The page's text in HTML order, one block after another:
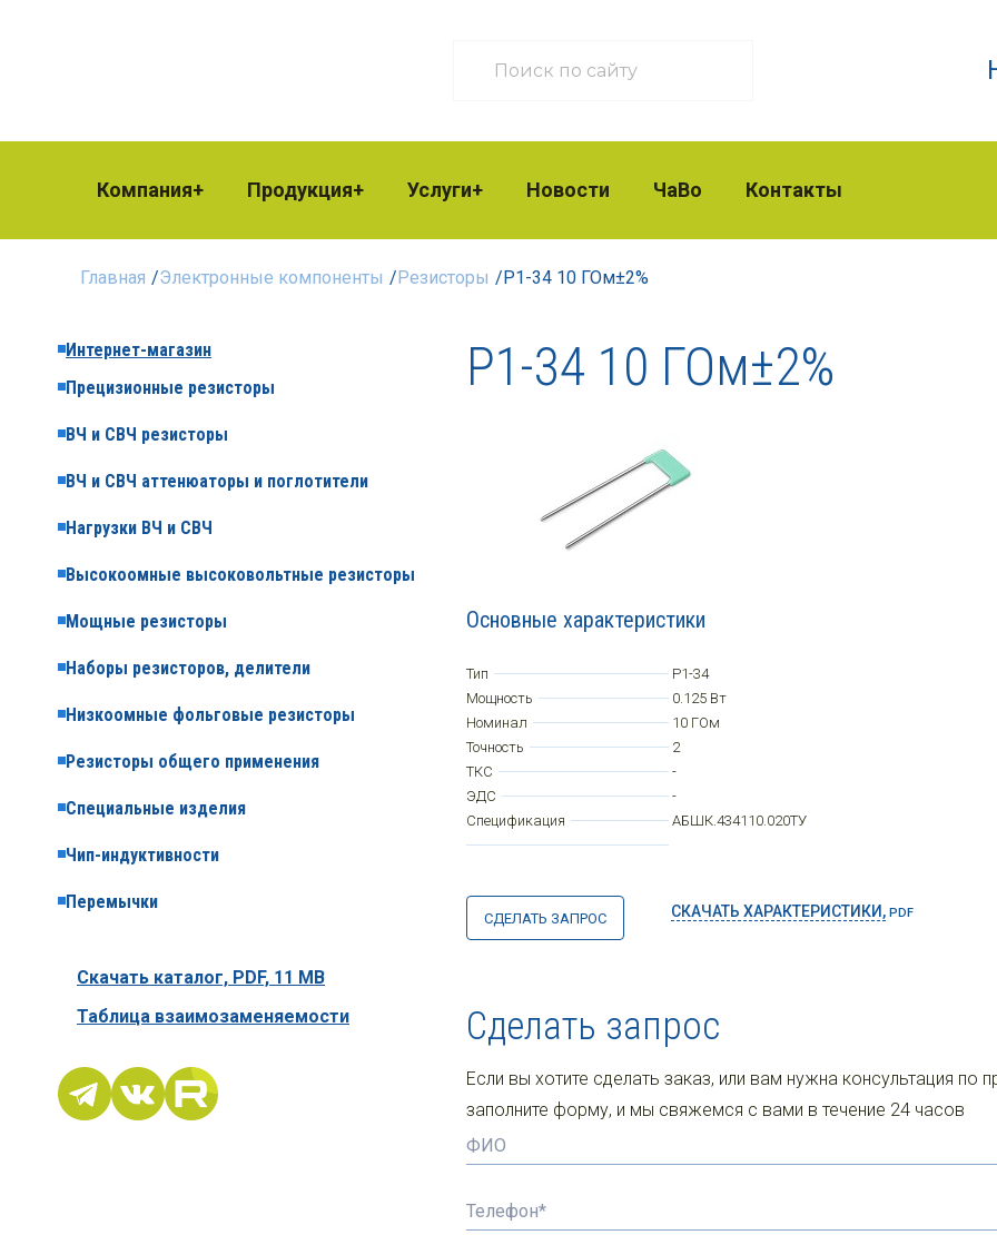
Компания Продукция Услуги Новости ЧаВо Контакты
Главная /Электронные компоненты /Резисторы /Р1-34 10 ГОм±2%
Интернет-магазин
Прецизионные резисторы
ВЧ и СВЧ резисторы
ВЧ и СВЧ аттенюаторы и поглотители
Нагрузки ВЧ и СВЧ
Высокоомные высоковольтные резисторы
Мощные резисторы
Наборы резисторов, делители
Низкоомные фольговые резисторы
Резисторы общего применения
Специальные изделия
Чип-индуктивности
Перемычки
Скачать каталог, PDF, 11 MB
Таблица взаимозаменяемости
Р1-34 10 ГОм±2%
Основные характеристики
Тип
Р1-34
Мощность
0.125 Вт
Номинал
10 ГОм
Точность
2
ТКС
-
ЭДС
-
Спецификация
АБШК.434110.020ТУ
СДЕЛАТЬ ЗАПРОС СКАЧАТЬ ХАРАКТЕРИСТИКИ, PDF
Сделать запрос
Если вы хотите сделать заказ, или вам нужна консультация по
заполните форму, и мы свяжемся с вами в течение 24 часов